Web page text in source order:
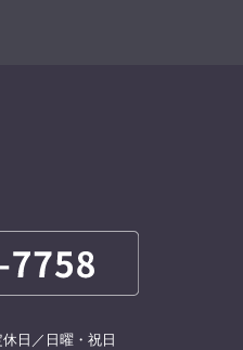
日／日曜・祝日